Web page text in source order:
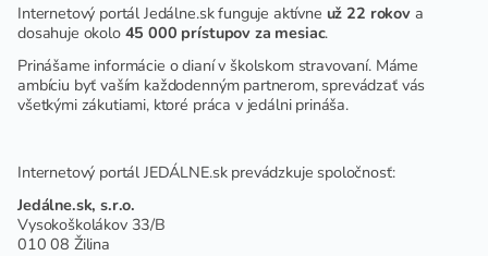
Internetový portál Jedálne.sk funguje aktívne už 22 rokova
dosahuje okolo 45 000 prístupov za mesiac.
Prinášame informácie o dianí v školskom stravovaní. Máme
ambíciu byť vaším každodenným partnerom, sprevádzať vás
všetkými zákutiami, ktoré práca v jedálni prináša.
Internetový portál JEDÁLNE.sk prevádzkuje spoločnosť:
Jedálne.sk, s.r.o.
Vysokoškolákov 33/B
010 08 Žilina